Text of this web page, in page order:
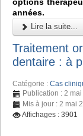
options
années.
Lire la suite...
Traitement
dentaire : à
Catégorie : Cas
Publication : 2
Mis à jour : 2 mai
Affichages : 3901